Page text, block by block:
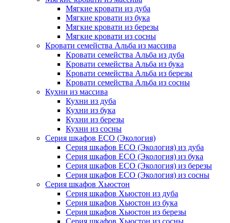
Мягкие кровати из дуба
Мягкие кровати из бука
Мягкие кровати из березы
Мягкие кровати из сосны
Кровати семейства Альба из массива
Кровати семейства Альба из дуба
Кровати семейства Альба из бука
Кровати семейства Альба из березы
Кровати семейства Альба из сосны
Кухни из массива
Кухни из дуба
Кухни из бука
Кухни из березы
Кухни из сосны
Серия шкафов ECO (Экология)
Серия шкафов ECO (Экология) из дуба
Серия шкафов ECO (Экология) из бука
Серия шкафов ECO (Экология) из березы
Серия шкафов ECO (Экология) из сосны
Серия шкафов Хьюстон
Серия шкафов Хьюстон из дуба
Серия шкафов Хьюстон из бука
Серия шкафов Хьюстон из березы
Серия шкафов Хьюстон из сосны